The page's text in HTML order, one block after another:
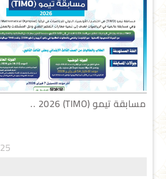
مسابقة تيمو (TIMO) 2026 ..
25 -12 - 2025